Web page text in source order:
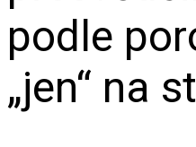
podle
„jen“ na